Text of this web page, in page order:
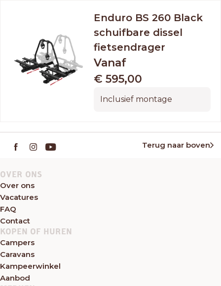
Enduro BS 260 Black
schuifbare dissel
fietsendrager
Vanaf
€ 595,00
Inclusief montage
Terug naar boven
OVER ONS
Over ons
Vacatures
FAQ
Contact
KOPEN OF HUREN
Campers
Caravans
Kampeerwinkel
Aanbod